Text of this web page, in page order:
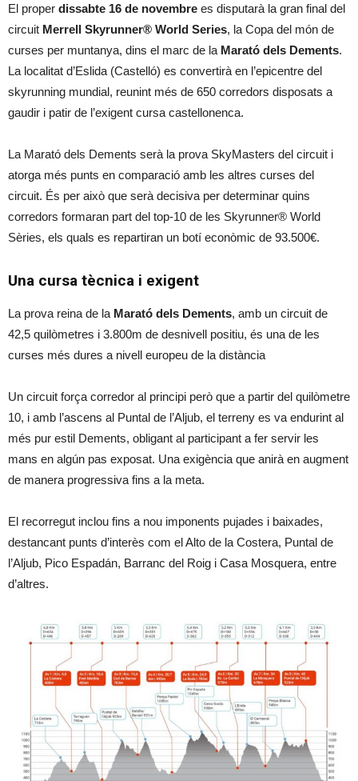
El proper dissabte 16 de novembre es disputarà la gran final del
circuit Merrell Skyrunner® World Series, la Copa del món de
curses per muntanya, dins el marc de la Marató dels Dements.
La localitat d’Eslida (Castelló) es convertirà en l’epicentre del
skyrunning mundial, reunint més de 650 corredors disposats a
gaudir i patir de l’exigent cursa castellonenca.
La Marató dels Dements serà la prova SkyMasters del circuit i
atorga més punts en comparació amb les altres curses del
circuit. És per això que serà decisiva per determinar quins
corredors formaran part del top-10 de les Skyrunner® World
Sèries, els quals es repartiran un botí econòmic de 93.500€.
Una cursa tècnica i exigent
La prova reina de la Marató dels Dements, amb un circuit de
42,5 quilòmetres i 3.800m de desnivell positiu, és una de les
curses més dures a nivell europeu de la distància
Un circuit força corredor al principi però que a partir del quilòmetre
10, i amb l’ascens al Puntal de l’Aljub, el terreny es va endurint al
més pur estil Dements, obligant al participant a fer servir les
mans en algún pas exposat. Una exigència que anirà en augment
de manera progressiva fins a la meta.
El recorregut inclou fins a nou imponents pujades i baixades,
destancant punts d’interès com el Alto de la Costera, Puntal de
l’Aljub, Pico Espadán, Barranc del Roig i Casa Mosquera, entre
d’altres.